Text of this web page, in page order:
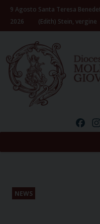
Skip
content
9 Agosto
2026
Santa Teresa
(Edith) Stein, vergine
NEWS